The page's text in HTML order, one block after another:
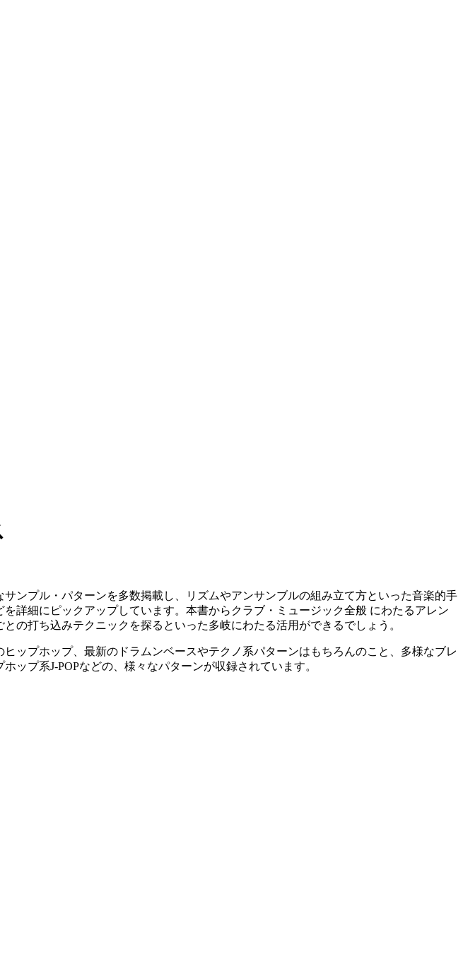
ンプル・パターンを多数掲載し、リズムやアンサンブルの組み立て方といった音楽的手
詳細にピックアップしています。本書からクラブ・ミュージック全般 にわたるアレン
の打ち込みテクニックを探るといった多岐にわたる活用ができるでしょう。
ップホップ、最新のドラムンベースやテクノ系パターンはもちろんのこと、多様なブレ
ップ系J-POPなどの、様々なパターンが収録されています。